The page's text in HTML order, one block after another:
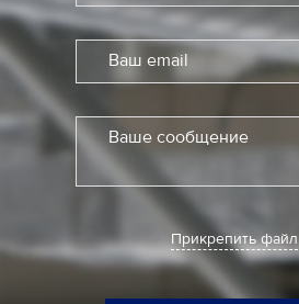
Ваш email
Ваше сообщение
Прикрепить файл